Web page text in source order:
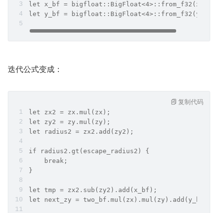
let x_bf = bigfloat::BigFloat<4>::from_f32(x);
let y_bf = bigfloat::BigFloat<4>::from_f32(y);
迭代公式变成：
let zx2 = zx.mul(zx);
let zy2 = zy.mul(zy);
let radius2 = zx2.add(zy2);
if radius2.gt(escape_radius2) {
    break;
}
let tmp = zx2.sub(zy2).add(x_bf);
let next_zy = two_bf.mul(zx).mul(zy).add(y_bf);
复制代码